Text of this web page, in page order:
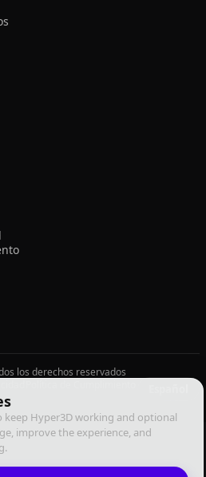
keep Hyper3D working and optional
improve the experience, and
los derechos reservados